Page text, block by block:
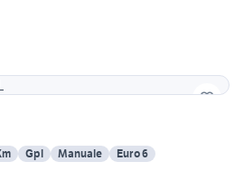
Gpl Manuale Euro 6